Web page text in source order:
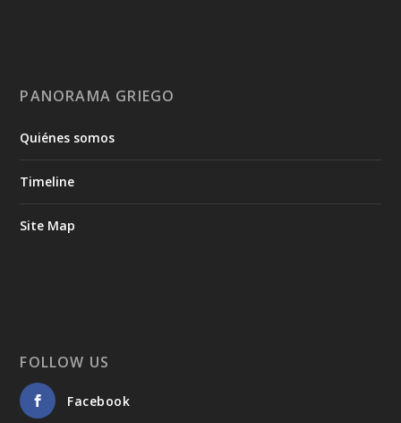
PANORAMA GRIEGO
Quiénes somos
Timeline
Site Map
FOLLOW US
Facebook